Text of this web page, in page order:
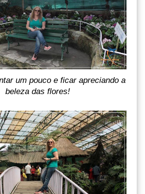
um pouco e ficar apreciando a
beleza das flores!